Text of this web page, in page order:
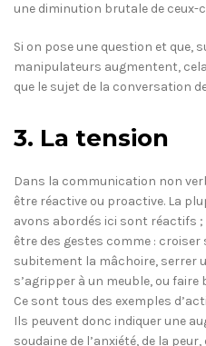
une diminution brutale de ceux-
Si on pose une question et que,
manipulateurs augmentent,
que le sujet de la conversation
3. La tension
Dans la communication non
être réactive ou proactive. La
avons abordés ici sont réactifs
être des gestes comme :
subitement la mâchoire, serrer
s’agripper à un meuble, ou
Ce sont tous des exemples
Ils peuvent donc indiquer une
soudaine de l’anxiété, de la